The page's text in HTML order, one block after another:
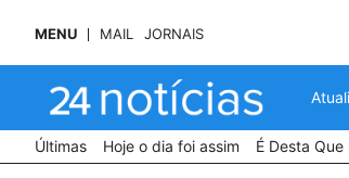
MENU MAIL JORNAIS
Últimas Hoje o dia foi assim É Desta